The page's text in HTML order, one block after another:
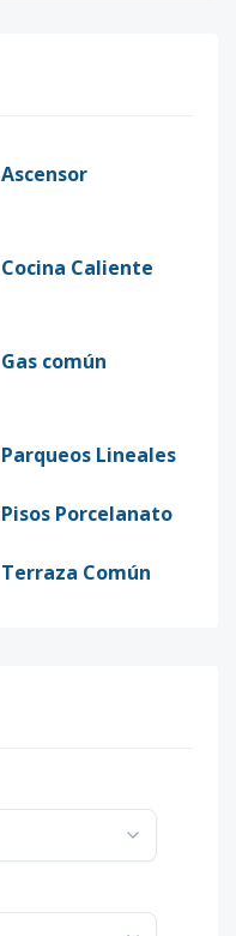
Ascensor
Cocina Caliente
Gas común
Parqueos Lineales
Pisos Porcelanato
Terraza Común